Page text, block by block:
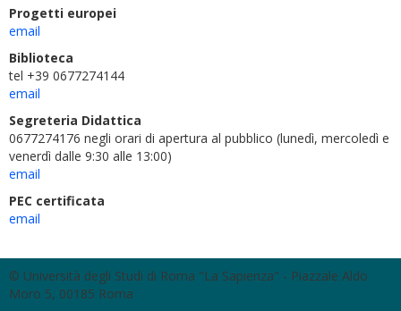
Progetti europei
email
Biblioteca
tel +39 0677274144
email
Segreteria Didattica
0677274176 negli orari di apertura al pubblico (lunedì, mercoledì e
venerdì dalle 9:30 alle 13:00)
email
PEC certificata
email
© Università degli Studi di Roma "La Sapienza" - Piazzale Aldo
Moro 5, 00185 Roma